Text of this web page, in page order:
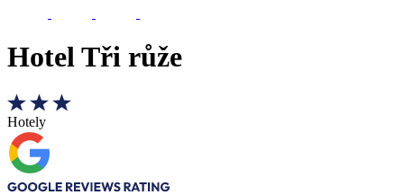
Hotel Tři růže
Hotely